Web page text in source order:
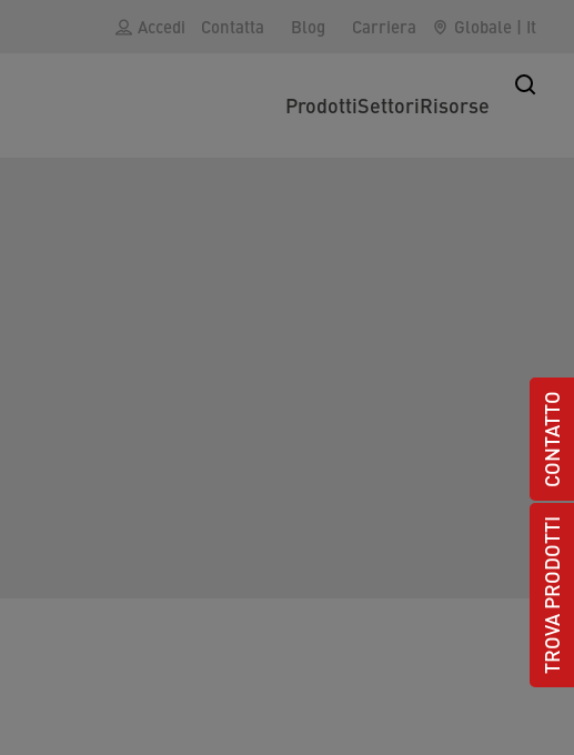
Accedi Contatta Blog Carriera Globale | It
ProdottiSettoriRisorse
TROVA PRODOTTI
CONTATTO